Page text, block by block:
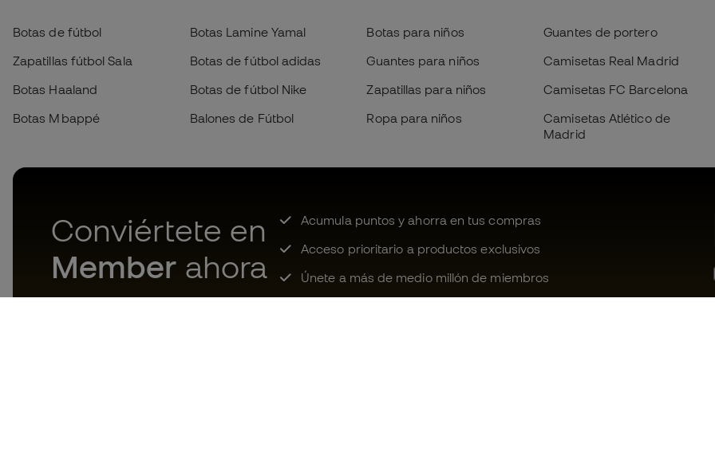
Botas de fútbol
Zapatillas fútbol Sala
Botas Haaland
Botas Mbappé
Botas Lamine Yamal
Botas de fútbol adidas
Botas de fútbol Nike
Balones de Fútbol
Botas para niños
Guantes para niños
Zapatillas para niños
Ropa para niños
Guantes de portero
Camisetas Real Madrid
Camisetas FC Barcelona
Camisetas Atlético de
Madrid
Conviértete en
Member ahora
Acumula puntos y ahorra en tus compras
Acceso prioritario a productos exclusivos
Únete a más de medio millón de miembros